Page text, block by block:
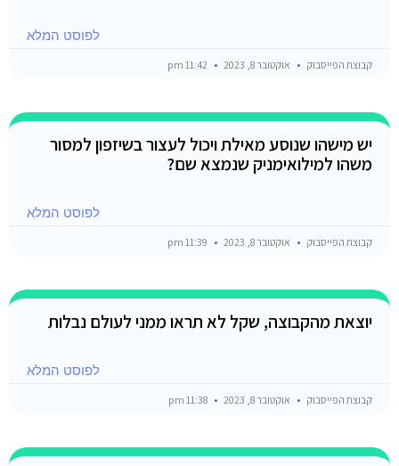
לפוסט המלא
קבוצת הפייסבוק אוקטובר 8, 2023
יש מישהו שנוסע מאילת ויכול לעצור בשיזפון למסור
משהו למילואימניק שנמצא שם?
לפוסט המלא
קבוצת הפייסבוק אוקטובר 8, 2023
יוצאת מהקבוצה, שקל לא תראו ממני לעולם נבלות
לפוסט המלא
קבוצת הפייסבוק אוקטובר 8, 2023